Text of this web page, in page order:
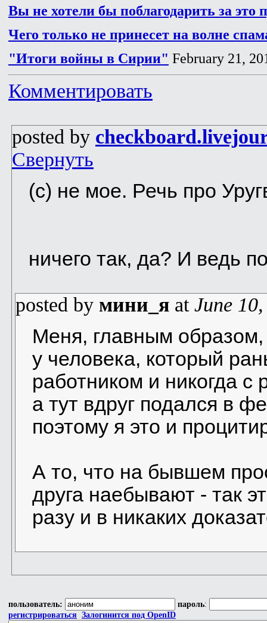
Вы не хотели бы поблагодарить за это
Чего только не принесет на волне
"Итоги войны в Сирии" February 21,
Комментировать
posted by
Свернуть
(с) не мое. Речь про
ничего так, да? И ведь
posted by мини_я at June
Меня, главным
у человека, который
работником и никогда с
а тут вдруг подался в
поэтому я это и
А то, что на бывшем
друга наебывают - так
разу и в никаких
пользователь: пароль:
регистрироваться Залогинится под OpenID